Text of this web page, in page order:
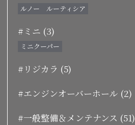
ルノー ルーティシア
#ミニ (3)
ミニクーパー
#リジカラ (5)
#エンジンオーバーホール (2)
#一般整備＆メンテナンス (51)